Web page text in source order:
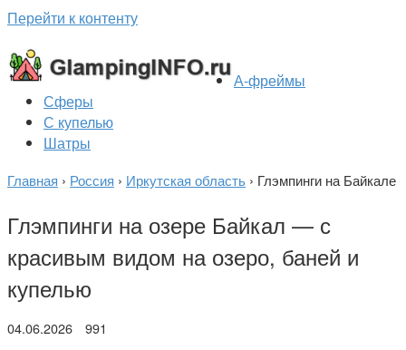
Перейти к контенту
А-фреймы
Сферы
С купелью
Шатры
Главная › Россия › Иркутская область › Глэмпинги на Байкале
Глэмпинги на озере Байкал — с
красивым видом на озеро, баней и
купелью
04.06.2026 991